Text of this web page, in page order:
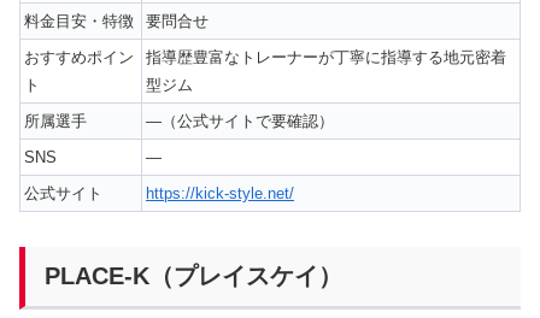
料金目安・特徴
要問合せ
おすすめポイン
ト
指導歴豊富なトレーナーが丁寧に指導する地元密着
型ジム
所属選手
—（公式サイトで要確認）
SNS
—
公式サイト
https://kick-style.net/
PLACE-K（プレイスケイ）